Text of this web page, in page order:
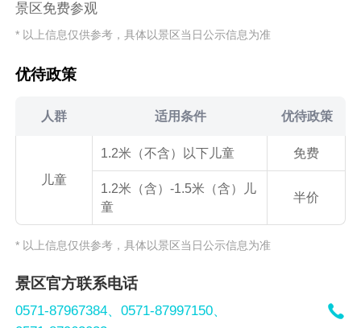
景区免费参观
* 以上信息仅供参考，具体以景区当日公示信息为准
优待政策
人群 适用条件 优待政策
儿童
1.2米（不含）以下儿童 免费
1.2米（含）-1.5米（含）儿
童
半价
* 以上信息仅供参考，具体以景区当日公示信息为准
景区官方联系电话
0571-87967384、0571-87997150、
